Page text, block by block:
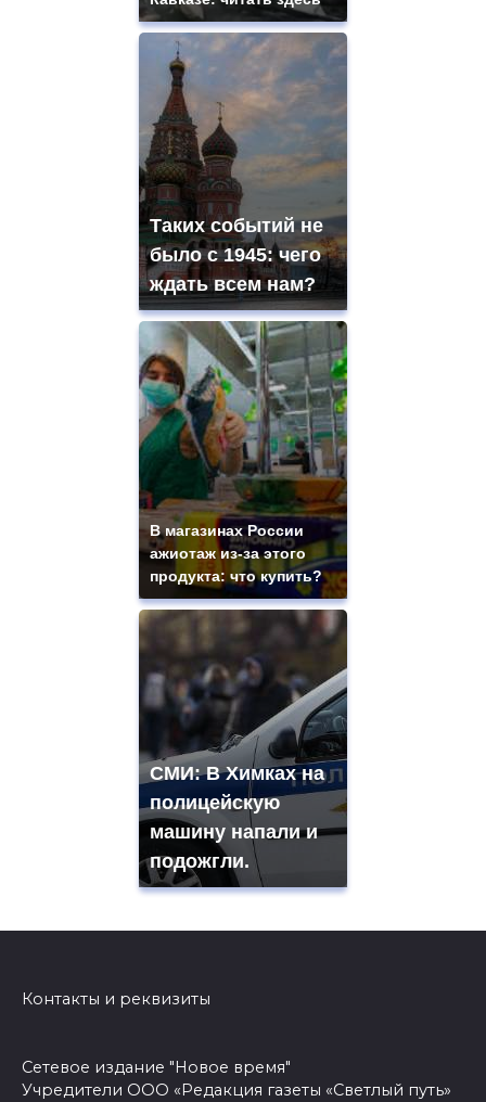
Таких событий не
было с 1945: чего
ждать всем нам?
В магазинах России
ажиотаж из-за этого
продукта: что купить?
СМИ: В Химках на
полицейскую
машину напали и
подожгли.
Контакты и реквизиты
Сетевое издание "Новое время"
Учредители ООО «Редакция газеты «Светлый путь»